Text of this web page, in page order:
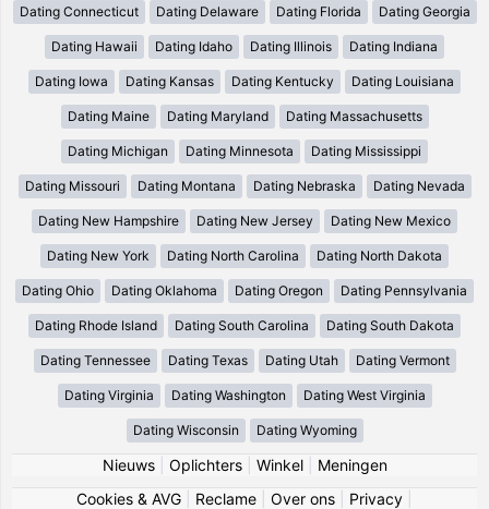
Dating Connecticut Dating Delaware Dating Florida Dating Georgia
Dating Hawaii Dating Idaho Dating Illinois Dating Indiana
Dating Iowa Dating Kansas Dating Kentucky Dating Louisiana
Dating Maine Dating Maryland Dating Massachusetts
Dating Michigan Dating Minnesota Dating Mississippi
Dating Missouri Dating Montana Dating Nebraska Dating Nevada
Dating New Hampshire Dating New Jersey Dating New Mexico
Dating New York Dating North Carolina Dating North Dakota
Dating Ohio Dating Oklahoma Dating Oregon Dating Pennsylvania
Dating Rhode Island Dating South Carolina Dating South Dakota
Dating Tennessee Dating Texas Dating Utah Dating Vermont
Dating Virginia Dating Washington Dating West Virginia
Dating Wisconsin Dating Wyoming
Nieuws| Oplichters| Winkel| Meningen
Cookies & AVG
Reclame Over ons Privacy